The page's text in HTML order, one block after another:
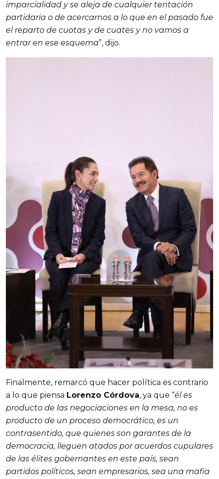
imparcialidad y se aleja de cualquier tentación
partidaria o de acercarnos a lo que en el pasado fue
el reparto de cuotas y de cuates y no vamos a
entrar en ese esquema”, dijo.
Finalmente, remarcó que hacer política es contrario
a lo que piensa Lorenzo Córdova, ya que “él es
producto de las negociaciones en la mesa, no es
producto de un proceso democrático, es un
contrasentido, que quienes son garantes de la
democracia, lleguen atados por acuerdos cupulares
de las élites gobernantes en este país, sean
partidos políticos, sean empresarios, sea una mafia